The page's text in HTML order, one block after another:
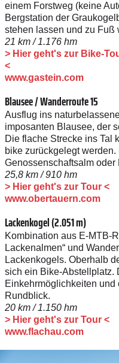
einem Forstweg (keine
Bergstation der
stehen lassen und zu Fuß
21 km / 1.176 hm
> Hier geht's zur Bike-
<
www.gastein.com
Blausee / Wanderroute 15
Ausflug ins
imposanten Blausee, der
Die flache Strecke ins Tal
bike zurückgelegt
Genossenschaftsalm
25,8 km / 910 hm
> Hier geht's zur Tour <
www.obertauern.com
Lackenkogel (2.051 m)
Kombination aus E-MTB-
Lackenalmen“ und
Lackenkogels. Oberhalb
sich ein Bike-Abstellplatz.
Einkehrmöglichkeiten
Rundblick.
20 km / 1.150 hm
> Hier geht's zur Tour <
www.flachau.com